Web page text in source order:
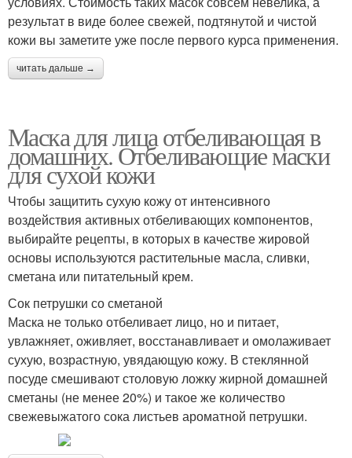
результат в виде более свежей, подтянутой и чистой
кожи вы заметите уже после первого курса применения.
читать дальше →
Маска для лица отбеливающая в
домашних. Отбеливающие маски
для сухой кожи
Чтобы защитить сухую кожу от интенсивного
воздействия активных отбеливающих компонентов,
выбирайте рецепты, в которых в качестве жировой
основы используются растительные масла, сливки,
сметана или питательный крем.
Сок петрушки со сметаной
Маска не только отбеливает лицо, но и питает,
увлажняет, оживляет, восстанавливает и омолаживает
сухую, возрастную, увядающую кожу. В стеклянной
посуде смешивают столовую ложку жирной домашней
сметаны (не менее 20%) и такое же количество
свежевыжатого сока листьев ароматной петрушки.